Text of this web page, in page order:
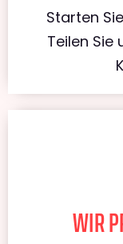
Starten
Teilen Sie
WIR